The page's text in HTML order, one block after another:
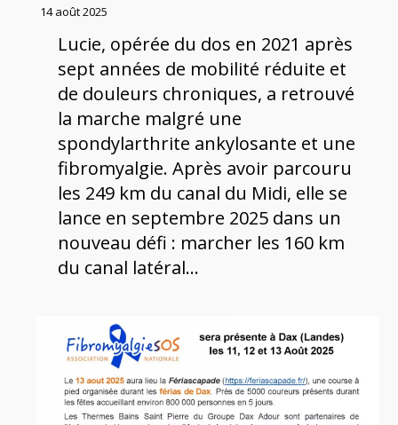
14 août 2025
Lucie, opérée du dos en 2021 après
sept années de mobilité réduite et
de douleurs chroniques, a retrouvé
la marche malgré une
spondylarthrite ankylosante et une
fibromyalgie. Après avoir parcouru
les 249 km du canal du Midi, elle se
lance en septembre 2025 dans un
nouveau défi : marcher les 160 km
du canal latéral…